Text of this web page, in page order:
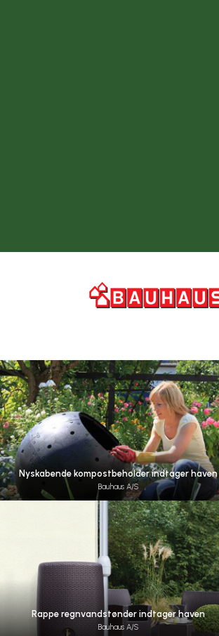
Nyskabende kompostbeholder indtager haven
Bauhaus A/S
Rappe regnvandstønder indtager haven
Bauhaus A/S